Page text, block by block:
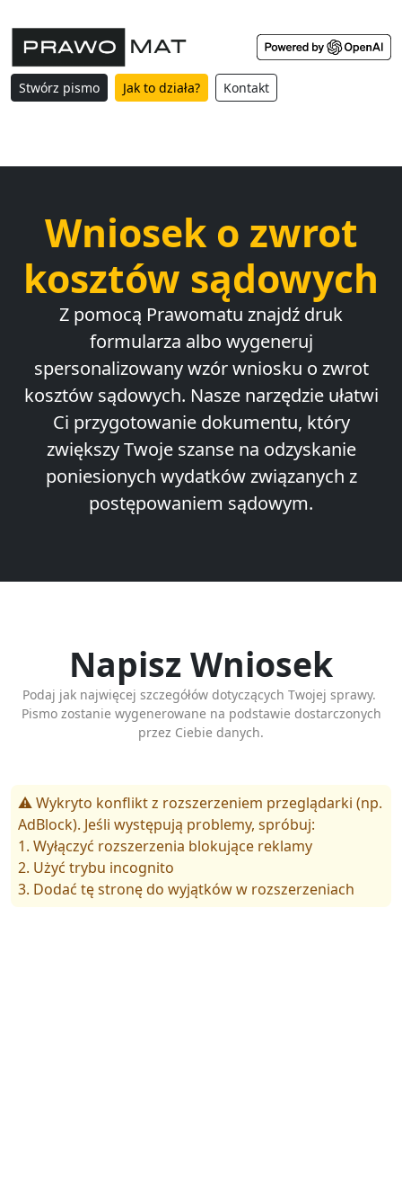
Stwórz pismo Jak to działa? Kontakt
Wniosek o zwrot
kosztów sądowych
Z pomocą Prawomatu znajdź druk
formularza albo wygeneruj
spersonalizowany wzór wniosku o zwrot
kosztów sądowych. Nasze narzędzie ułatwi
Ci przygotowanie dokumentu, który
zwiększy Twoje szanse na odzyskanie
poniesionych wydatków związanych z
postępowaniem sądowym.
Napisz Wniosek
Podaj jak najwięcej szczegółów dotyczących Twojej sprawy.
Pismo zostanie wygenerowane na podstawie dostarczonych
przez Ciebie danych.
⚠️ Wykryto konflikt z rozszerzeniem przeglądarki (np.
AdBlock). Jeśli występują problemy, spróbuj:
1. Wyłączyć rozszerzenia blokujące reklamy
2. Użyć trybu incognito
3. Dodać tę stronę do wyjątków w rozszerzeniach